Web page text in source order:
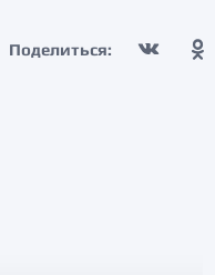
Поделиться: